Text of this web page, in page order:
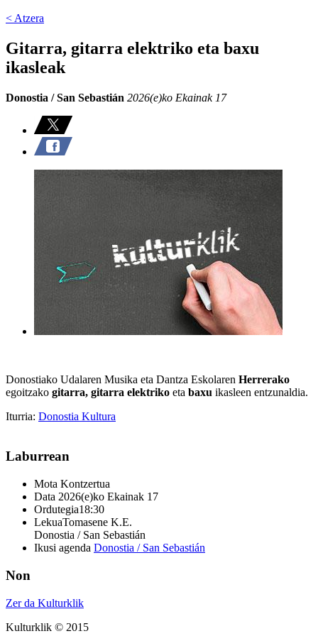
< Atzera
Gitarra, gitarra elektriko eta baxu
ikasleak
Donostia / San Sebastián 2026(e)ko Ekainak 17
Donostiako Udalaren Musika eta Dantza Eskolaren Herrerako
egoitzako gitarra, gitarra elektriko eta baxu ikasleen entzunaldia.
Iturria: Donostia Kultura
Laburrean
Mota Kontzertua
Data 2026(e)ko Ekainak 17
Ordutegia18:30
LekuaTomasene K.E.
Donostia / San Sebastián
Ikusi agenda Donostia / San Sebastián
Non
Zer da Kulturklik
Kulturklik © 2015